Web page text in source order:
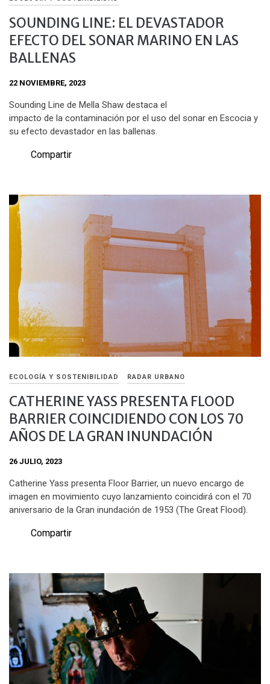
SOUNDING LINE: EL DEVASTADOR
EFECTO DEL SONAR MARINO EN LAS
BALLENAS
22 NOVIEMBRE, 2023
Sounding Line de Mella Shaw destaca el
impacto de la contaminación por el uso del sonar en Escocia y
su efecto devastador en las ballenas.
Compartir
ECOLOGÍA Y SOSTENIBILIDAD RADAR URBANO
CATHERINE YASS PRESENTA FLOOD
BARRIER COINCIDIENDO CON LOS 70
AÑOS DE LA GRAN INUNDACIÓN
26 JULIO, 2023
Catherine Yass presenta Floor Barrier, un nuevo encargo de
imagen en movimiento cuyo lanzamiento coincidirá con el 70
aniversario de la Gran inundación de 1953 (The Great Flood).
Compartir